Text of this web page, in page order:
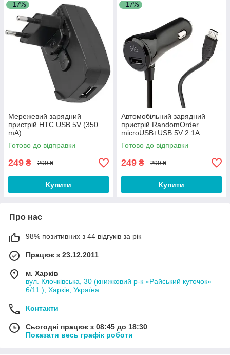
–17%
Мережевий зарядний
пристрій HTC USB 5V (350
mA)
Готово до відправки
249 ₴ 299 ₴
Купити
–17%
Автомобільний зарядний
пристрій RandomOrder
microUSB+USB 5V 2.1A
Готово до відправки
249 ₴ 299 ₴
Купити
Про нас
98% позитивних з 44 відгуків за рік
Працює з 23.12.2011
м. Харків
вул. Клочківська, 30 (книжковий р-к «Райський куточок»
6/11 ), Харків, Україна
Контакти
Сьогодні працює з 08:45 до 18:30
Показати весь графік роботи